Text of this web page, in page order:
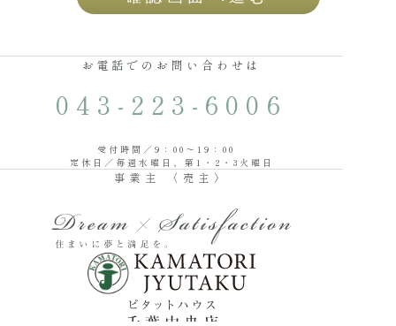
お電話でのお問い合わせは
043-223-6006
受付時間／9：00〜19：00
定休日／毎週水曜日、第1・2・3火曜日
事業主 〈売主〉